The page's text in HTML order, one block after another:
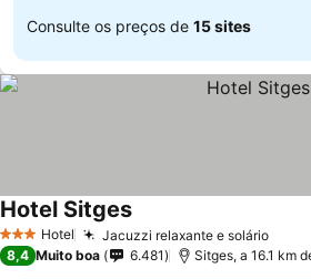
Consulte os preços de 15 sites
3 EstrelasHotel Jacuzzi relaxante e solárioVer
Hotel SitgesVer preços
8,4 Muito boa 6.481 Sitges, a 16.1 km